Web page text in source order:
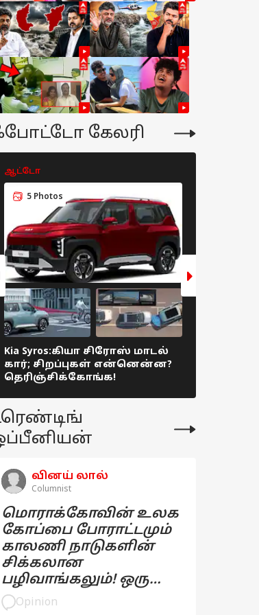
கேலரி
ஆட்டோ
5 Photos
Kia Syros:கியா சிரோஸ் மாடல்
கார்; சிறப்புகள் என்னென்ன?
தெரிஞ்சிக்கோங்க!
வினய் லால்
Columnist
மொராக்கோவின் உலக
கோப்பை போராட்டமும்
காலணி நாடுகளின்
சிக்கலான
பழிவாங்கலும்! ஒரு
பார்வை
Opinion